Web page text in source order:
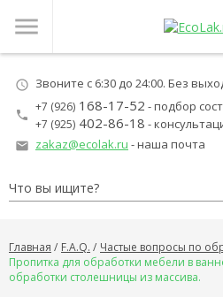
menu
schedule Звоните с 6:30 до 24:00. Без
local_phone
+7 (926) 168-17-52 - подбор
+7 (925) 402-86-18 -
local_post_office zakaz@ecolak.ru - наша почта
Главная F.A.Q.
Частые вопросы по
Пропитка для обработки мебели в
обработки столешницы из массива.